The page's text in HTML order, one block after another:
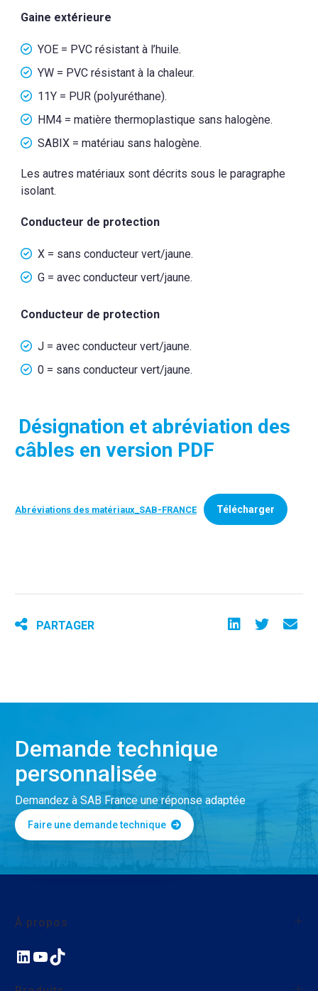
Gaine extérieure
YOE = PVC résistant à l’huile.
YW = PVC résistant à la chaleur.
11Y = PUR (polyuréthane).
HM4 = matière thermoplastique sans halogène.
SABIX = matériau sans halogène.
Les autres matériaux sont décrits sous le paragraphe
isolant.
Conducteur de protection
X = sans conducteur vert/jaune.
G = avec conducteur vert/jaune.
Conducteur de protection
J = avec conducteur vert/jaune.
0 = sans conducteur vert/jaune.
Désignation et abréviation des
câbles en version PDF
Abréviations des matériaux_SAB-FRANCE Télécharger
PARTAGER
Demande technique
personnalisée
Demandez à SAB France une réponse adaptée
Faire une demande technique
À propos
À propos de SAB France
LinkedIn
YouTube
TikTok